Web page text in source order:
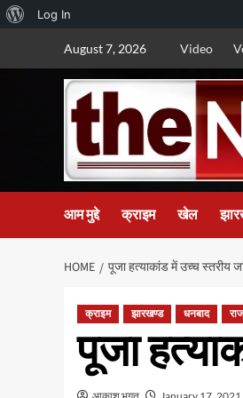
About
WordPress
Log In
August 7, 2026 Video
आम मुद्दे क्राइम खेल
HOME पूजा हत्याकांड में उच्च स्तरीय
क्राइम झारखण्ड धनबाद
पूजा